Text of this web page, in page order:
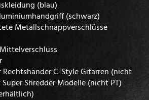
(blau)
(schwarz)
Metallschnappverschlüsse
Rechtshänder C-Style Gitarren (nicht
Shredder Modelle (nicht PT)